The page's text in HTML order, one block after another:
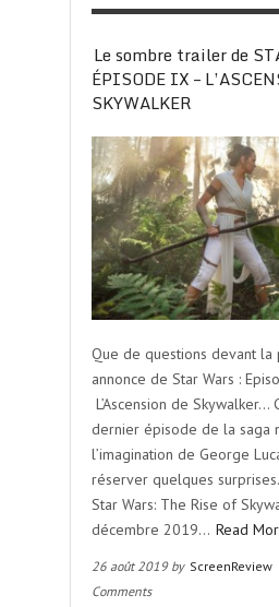
Le sombre trailer de
ÉPISODE IX –
SKYWALKER
Que de questions devant
annonce de Star Wars :
L’Ascension de Skywalker…
dernier épisode de la saga
l’imagination de George
réserver quelques
Star Wars: The Rise of
décembre 2019… Read
26 août 2019 by ScreenReview
Comments